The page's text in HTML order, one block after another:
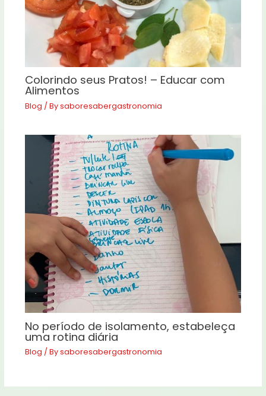
Colorindo seus Pratos! – Educar com
Alimentos
Blog / Bysaboresabergastronomia
No período de isolamento, estabeleça
uma rotina diária
Blog / Bysaboresabergastronomia